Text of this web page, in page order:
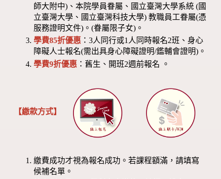
師大附中)、本院學員眷屬、國立臺灣大學系統 (國
立臺灣大學、國立臺灣科技大學) 教職員工眷屬(憑
服務證明文件)。(眷屬限子女)。
學費85折優惠 ：3人同行或1人同時報名2班、身心
障礙人士報名(需出具身心障礙證明/鑑輔會證明)。
學費9折優惠 ：舊生、開班2週前報名 。
【繳款方式】
繳費成功才視為報名成功。若課程額滿，請填寫
候補名單。